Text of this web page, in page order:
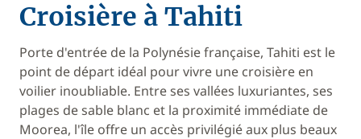
Croisière à Tahiti
Porte d'entrée de la Polynésie française, Tahiti est le
point de départ idéal pour vivre une croisière en
voilier inoubliable. Entre ses vallées luxuriantes, ses
plages de sable blanc et la proximité immédiate de
Moorea, l'île offre un accès privilégié aux plus beaux